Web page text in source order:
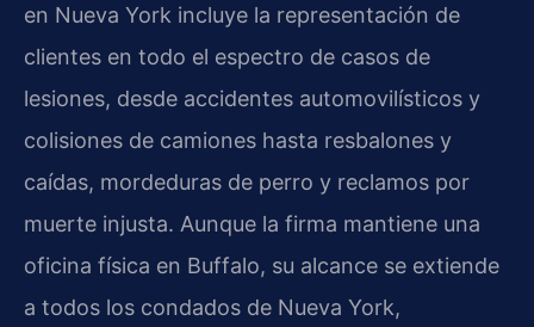
en Nueva York incluye la representación de
clientes en todo el espectro de casos de
lesiones, desde accidentes automovilísticos y
colisiones de camiones hasta resbalones y
caídas, mordeduras de perro y reclamos por
muerte injusta. Aunque la firma mantiene una
oficina física en Buffalo, su alcance se extiende
a todos los condados de Nueva York,